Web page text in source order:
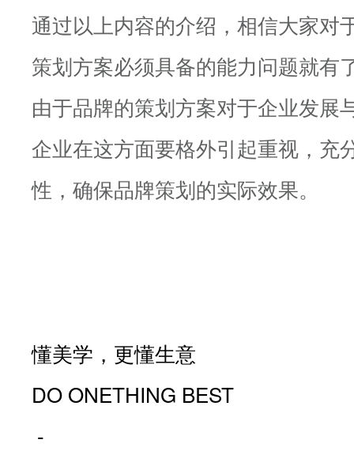
通过以上内容的介绍，相信大家对
策划方案必须具备的能力问题就有
由于品牌的策划方案对于企业发展
企业在这方面要格外引起重视，充
性，确保品牌策划的实际效果。
懂美学，更懂生意
DO ONETHING BEST
-